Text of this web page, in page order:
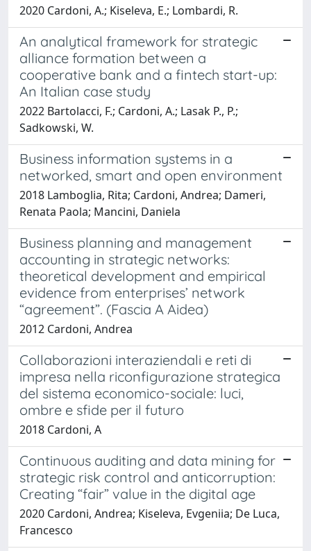
2020 Cardoni, A.; Kiseleva, E.; Lombardi, R.
An analytical framework for strategic
alliance formation between a
cooperative bank and a fintech start-up:
An Italian case study
2022 Bartolacci, F.; Cardoni, A.; Lasak P., P.;
Sadkowski, W.
Business information systems in a
networked, smart and open environment
2018 Lamboglia, Rita; Cardoni, Andrea; Dameri,
Renata Paola; Mancini, Daniela
Business planning and management
accounting in strategic networks:
theoretical development and empirical
evidence from enterprises’ network
“agreement”. (Fascia A Aidea)
2012 Cardoni, Andrea
Collaborazioni interaziendali e reti di
impresa nella riconfigurazione strategica
del sistema economico-sociale: luci,
ombre e sfide per il futuro
2018 Cardoni, A
Continuous auditing and data mining for
strategic risk control and anticorruption:
Creating “fair” value in the digital age
2020 Cardoni, Andrea; Kiseleva, Evgeniia; De Luca,
Francesco